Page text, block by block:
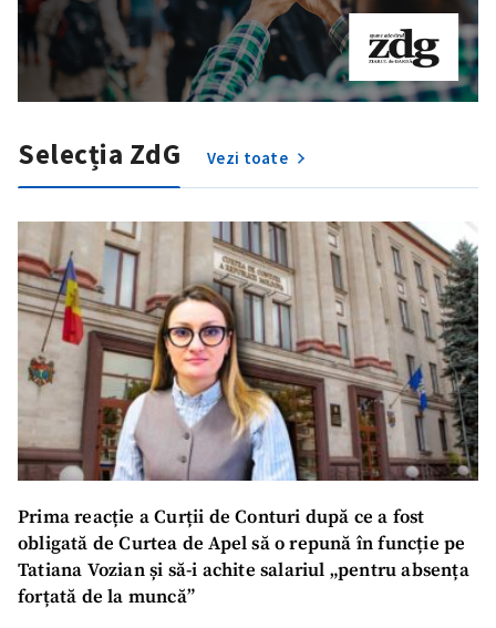
Selecția ZdG Vezi toate
Prima reacție a Curții de Conturi după ce a fost
obligată de Curtea de Apel să o repună în funcție pe
Tatiana Vozian și să-i achite salariul „pentru absența
forțată de la muncă”